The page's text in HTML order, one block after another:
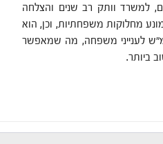
למשרד וותק רב שנים והצלחה
מונע מחלוקות משפחתיות, וכן, הוא
לענייני משפחה, מה שמאפשר
ביותר.